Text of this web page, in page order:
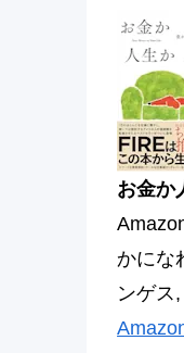
お金か
かにな
ンゲス